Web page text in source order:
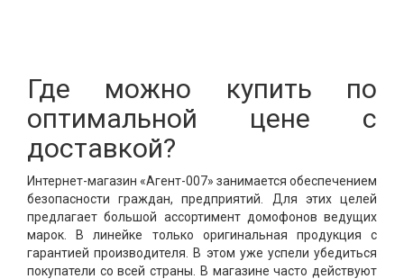
Где можно купить по
оптимальной цене с
доставкой?
Интернет-магазин «Агент-007» занимается обеспечением
безопасности граждан, предприятий. Для этих целей
предлагает большой ассортимент домофонов ведущих
марок. В линейке только оригинальная продукция с
гарантией производителя. В этом уже успели убедиться
покупатели со всей страны. В магазине часто действуют